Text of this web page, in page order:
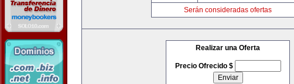
Serán consideradas ofertas
Realizar una Oferta
Precio Ofrecido $